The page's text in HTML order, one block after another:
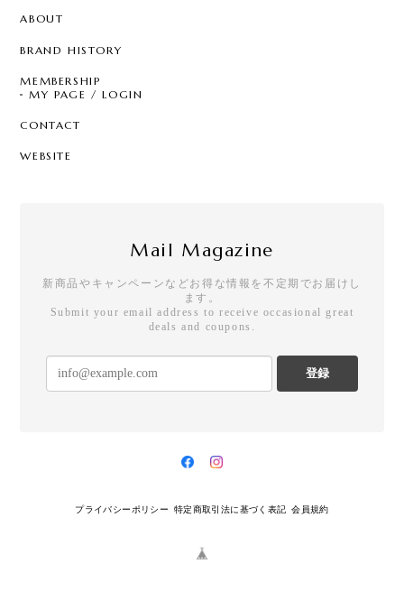
ABOUT
BRAND HISTORY
MEMBERSHIP
MY PAGE / LOGIN
CONTACT
WEBSITE
Mail Magazine
新商品やキャンペーンなどお得な情報を不定期でお届けし
ます。
Submit your email address to receive occasional great
deals and coupons.
登録
プライバシーポリシー 特定商取引法に基づく表記 会員規約